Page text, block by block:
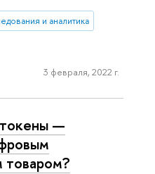
и аналитика
3 февраля, 2022 г.
—
товаром?